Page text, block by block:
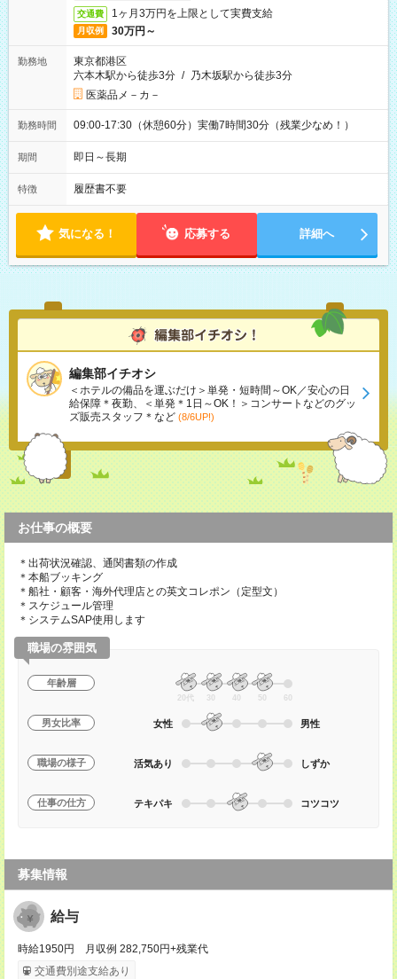
交通費 1ヶ月3万円を上限として実費支給
月収例 30万円～
勤務地
東京都港区
六本木駅から徒歩3分 / 乃木坂駅から徒歩3分
医薬品メ－カ－
勤務時間 09:00-17:30（休憩60分）実働7時間30分（残業少なめ！）
期間 即日～長期
特徴 履歴書不要
気になる！ 応募する 詳細へ
編集部イチオシ
＜ホテルの備品を運ぶだけ＞単発・短時間～OK／安心の日
給保障＊夜勤、＜単発＊1日～OK！＞コンサートなどのグッ
ズ販売スタッフ＊など (8/6UP!)
お仕事の概要
＊出荷状況確認、通関書類の作成
＊本船ブッキング
＊船社・顧客・海外代理店との英文コレポン（定型文）
＊スケジュール管理
＊システムSAP使用します
職場の雰囲気
年齢層
20代 30 40 50 60
男女比率 女性 男性
職場の様子 活気あり しずか
仕事の仕方 テキパキ コツコツ
募集情報
給与
時給1950円 月収例 282,750円+残業代
交通費別途支給あり